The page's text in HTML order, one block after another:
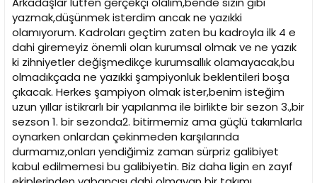
yazmak,düşünmek isterdim ancak ne yazıkki
olamıyorum. Kadroları geçtim zaten bu kadroyla ilk 4 e
dahi giremeyiz önemli olan kurumsal olmak ve ne yazık
ki zihniyetler değişmedikçe kurumsallık olamayacak,bu
olmadıkçada ne yazıkki şampiyonluk beklentileri boşa
çıkacak. Herkes şampiyon olmak ister,benim isteğim
uzun yıllar istikrarlı bir yapılanma ile birlikte bir sezon 3.,bir
sezson 1. bir sezonda2. bitirmemiz ama güçlü takımlarla
oynarken onlardan çekinmeden karşılarında
durmamız,onları yendiğimiz zaman sürpriz galibiyet
kabul edilmemesi bu galibiyetin. Biz daha ligin en zayıf